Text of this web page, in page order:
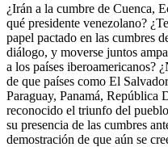
¿Irán a la cumbre de Cuenca,
qué presidente venezolano?
papel pactado en las cumbres
diálogo, y moverse juntos
a los países iberoamericanos?
de que países como El
Paraguay, Panamá, República
reconocido el triunfo del
su presencia de las cumbres
demostración de que aún se